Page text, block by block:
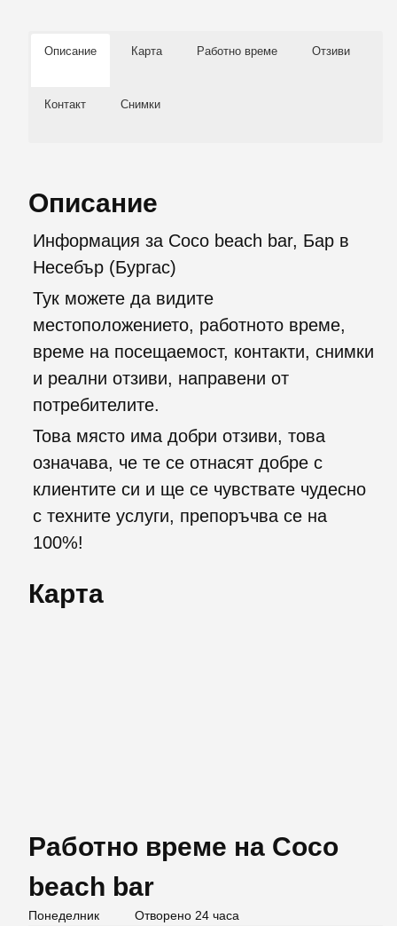
Описание Карта Работно време Отзиви
Контакт Снимки
Описание
Информация за Coco beach bar, Бар в
Несебър (Бургас)
Тук можете да видите
местоположението, работното време,
време на посещаемост, контакти, снимки
и реални отзиви, направени от
потребителите.
Това място има добри отзиви, това
означава, че те се отнасят добре с
клиентите си и ще се чувствате чудесно
с техните услуги, препоръчва се на
100%!
Карта
Работно време на Coco
beach bar
Понеделник
Отворено 24 часа